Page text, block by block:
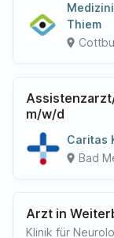
Thiem
place
m/w/d
Caritas
place Bad
Arzt in
Klinik für